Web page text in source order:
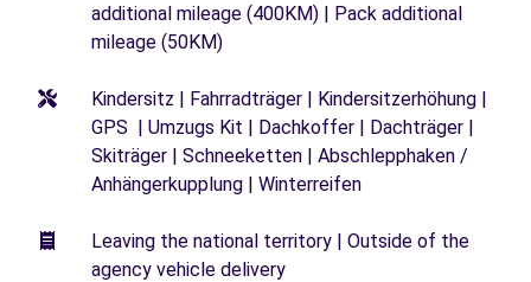
additional mileage (400KM) | Pack additional
mileage (50KM)
Kindersitz | Fahrradträger | Kindersitzerhöhung |
GPS | Umzugs Kit | Dachkoffer | Dachträger |
Skiträger | Schneeketten | Abschlepphaken /
Anhängerkupplung | Winterreifen
Leaving the national territory | Outside of the
agency vehicle delivery